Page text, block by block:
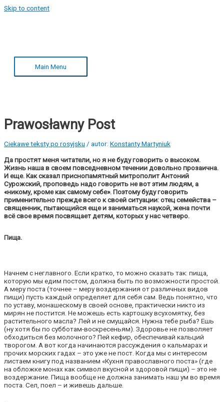
Skip to content
Main Menu
Prawosławny Post
Ciekawe teksty po rosyjsku / autor: Konstanty Martyniuk
Да простят меня читатели, но я не буду говорить о высоком.
Жизнь наша в своем повседневном течении довольно прозаична.
И еще. Как сказал приснопамятный митрополит Антоний
Сурожский, проповедь надо говорить не вот этим людям, а
«никому, кроме как самому себе». Поэтому буду говорить
применительно прежде всего к своей ситуации: отец семейства –
священник, пытающийся еще и заниматься наукой, жена почти
всё свое время посвящает детям, которых у нас четверо.
Пища.
Начнем с неглавного. Если кратко, то можно сказать так: пища,
которую мы едим постом, должна быть по возможности простой.
А меру поста (точнее – меру воздержания от различных видов
пищи) пусть каждый определяет для себя сам. Ведь понятно, что
по уставу, монашескому в своей основе, практически никто из
мирян не постится. Не можешь есть картошку всухомятку, без
растительного масла? Лей и не смущайся. Нужна тебе рыба? Ешь
(ну хотя бы по субботам-воскресеньям). Здоровье не позволяет
обходиться без молочного? Пей кефир, обеспечивай кальций
творогом. А вот когда начинаются рассуждения о кальмарах и
прочих морских гадах – это уже не пост. Когда мы с интересом
листаем книгу под названием «Кухня православного поста» (где
на обложке монах как символ вкусной и здоровой пищи) – это не
воздержание. Пища вообще не должна занимать наш ум во время
поста. Сел, поел – и живешь дальше.